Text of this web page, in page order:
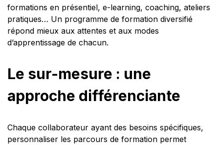
formations en présentiel, e-learning, coaching, ateliers
pratiques… Un programme de formation diversifié
répond mieux aux attentes et aux modes
d’apprentissage de chacun.
Le sur-mesure : une
approche différenciante
Chaque collaborateur ayant des besoins spécifiques,
personnaliser les parcours de formation permet